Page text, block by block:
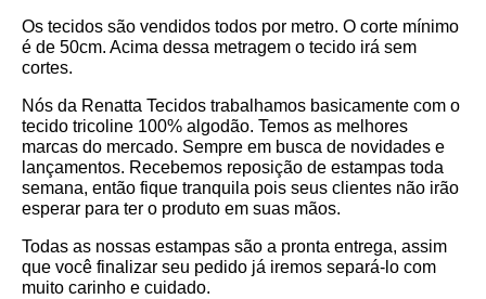
Os tecidos são vendidos todos por metro. O corte mínimo
é de 50cm. Acima dessa metragem o tecido irá sem
cortes.
Nós da Renatta Tecidos trabalhamos basicamente com o
tecido tricoline 100% algodão. Temos as melhores
marcas do mercado. Sempre em busca de novidades e
lançamentos. Recebemos reposição de estampas toda
semana, então fique tranquila pois seus clientes não irão
esperar para ter o produto em suas mãos.
Todas as nossas estampas são a pronta entrega, assim
que você finalizar seu pedido já iremos separá-lo com
muito carinho e cuidado.